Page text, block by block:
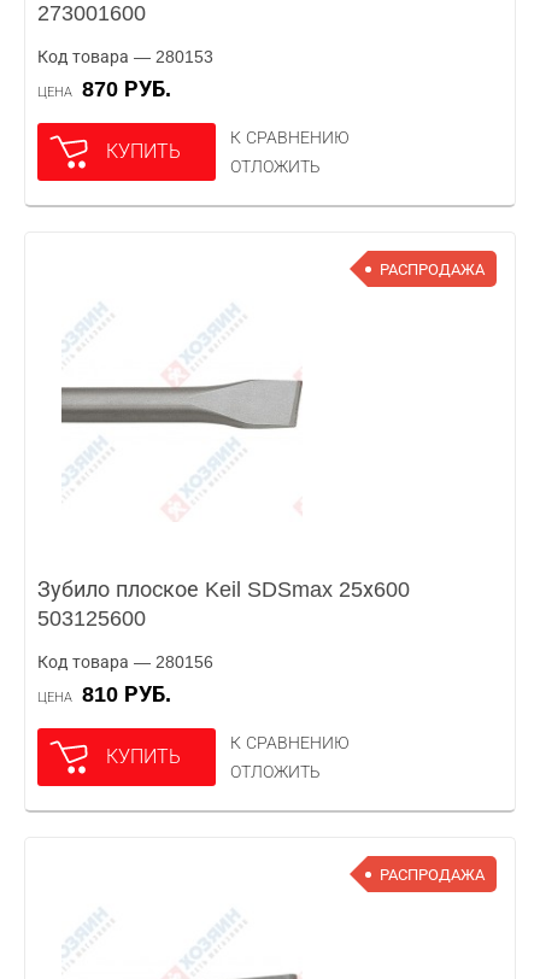
273001600
Код товара — 280153
ЦЕНА 870 РУБ.
КУПИТЬ
К СРАВНЕНИЮ
ОТЛОЖИТЬ
РАСПРОДАЖА
Зубило плоское Keil SDSmax 25х600
503125600
Код товара — 280156
ЦЕНА 810 РУБ.
КУПИТЬ
К СРАВНЕНИЮ
ОТЛОЖИТЬ
РАСПРОДАЖА